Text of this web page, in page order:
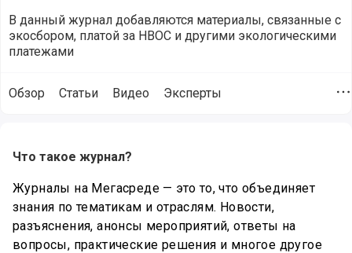
В данный журнал добавляются материалы, связанные с
экосбором, платой за НВОС и другими экологическими
платежами
Обзор Статьи Видео Эксперты
Что такое журнал?
Журналы на Мегасреде — это то, что объединяет
знания по тематикам и отраслям. Новости,
разъяснения, анонсы мероприятий, ответы на
вопросы, практические решения и многое другое